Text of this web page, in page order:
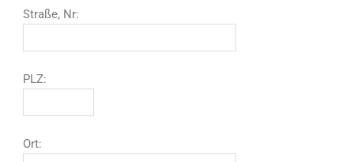
Straße, Nr:
PLZ:
Ort: